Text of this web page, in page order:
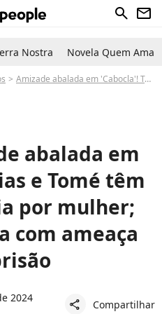
search newsletter
Nostra Novela Quem Ama
Amizade abalada em 'Cabocla'! Tobias e Tomé têm discussão feia por mulher; briga termina com ameaça de prisão
abalada em
e Tomé têm
por mulher;
com ameaça
2024
share Compartilhar